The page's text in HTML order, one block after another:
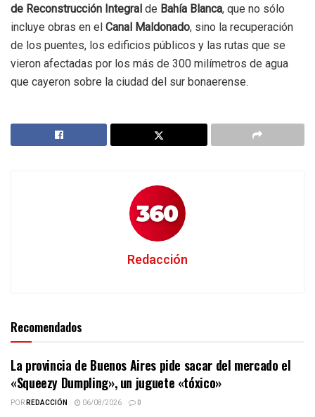
de Reconstrucción Integral de Bahía Blanca, que no sólo
incluye obras en el Canal Maldonado, sino la recuperación
de los puentes, los edificios públicos y las rutas que se
vieron afectadas por los más de 300 milímetros de agua
que cayeron sobre la ciudad del sur bonaerense.
Redacción
Recomendados
La provincia de Buenos Aires pide sacar del mercado el
«Squeezy Dumpling», un juguete «tóxico»
PORREDACCIÓN 06/08/2026 0